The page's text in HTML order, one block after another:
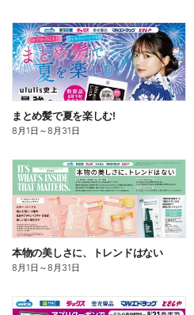
まとめ髪で夏を楽しむ!
8月1日 ～8月31日
本物の美しさに、トレンドはない
8月1日 ～8月31日